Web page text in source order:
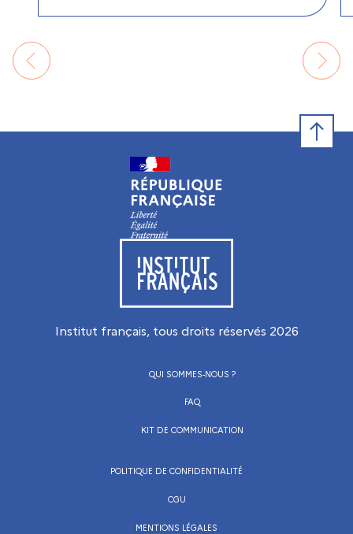
Visiter le site de l’Institut français
Institut français, tous droits réservés 2026
QUI SOMMES-NOUS ?
FAQ
KIT DE COMMUNICATION
POLITIQUE DE CONFIDENTIALITÉ
CGU
MENTIONS LÉGALES